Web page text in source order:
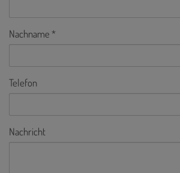
Nachname
Telefon
Nachricht